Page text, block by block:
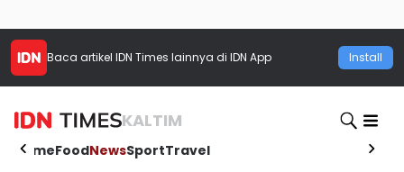
Baca artikel IDN Times lainnya di IDN App Install
KALTIM
HomeFoodNewsSportTravel